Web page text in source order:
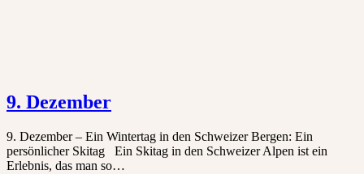
9. Dezember
9. Dezember – Ein Wintertag in den Schweizer Bergen: Ein
persönlicher Skitag Ein Skitag in den Schweizer Alpen ist ein
Erlebnis, das man so…